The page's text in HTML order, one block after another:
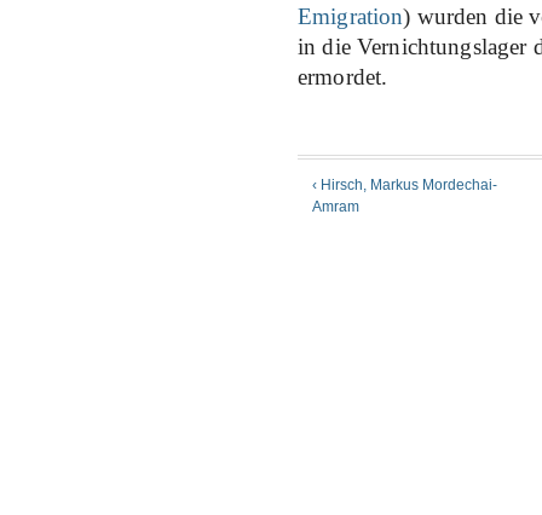
Emigration) wurden die
in die Vernichtungslager
ermordet.
‹ Hirsch, Markus Mordechai-
Amram